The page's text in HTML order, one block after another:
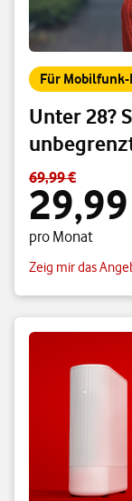
Für
Unter 28?
Standardpreis
69,99 €
29,99
pro Monat
Zeig mir das